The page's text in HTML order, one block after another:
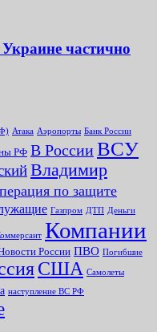
частично
Атака Аэропорты Банк России
РФ В России ВСУ
Владимир
по защите
Газпром ДТП Деньги
Компании
России ПВО Погибшие
США Самолеты
наступление ВС РФ